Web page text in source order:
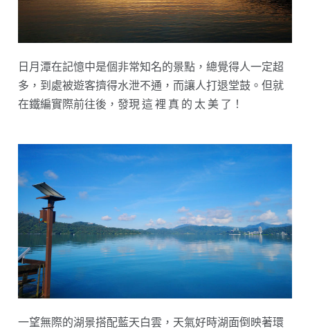
日月潭在記憶中是個非常知名的景點，總覺得人一定超
多，到處被遊客擠得水泄不通，而讓人打退堂鼓。但就
在鐵編實際前往後，發現 這 裡 真 的 太 美 了！
一望無際的湖景搭配藍天白雲，天氣好時湖面倒映著環